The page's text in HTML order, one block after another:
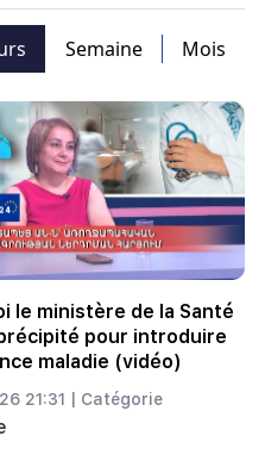
Semaine Mois
le ministère de la Santé
pour introduire
maladie (vidéo)
21:31 | Catégorie